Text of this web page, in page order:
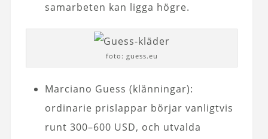
samarbeten kan ligga högre.
foto: guess.eu
Marciano Guess (klänningar):
ordinarie prislappar börjar vanligtvis
runt 300–600 USD, och utvalda